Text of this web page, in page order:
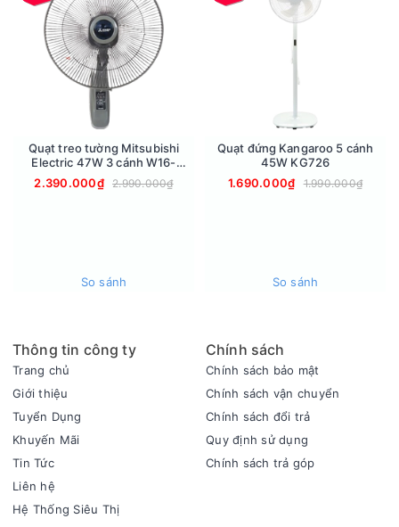
gian mát mẻ, thoải mái. Sản phẩm cũng được thiết kế để hoạt
động với độ ồn thấp (35 dB), mang lại sự yên tĩnh tối đa, phù
hợp cho những ai nhạy cảm với tiếng ồn.
Ba mức gió tùy chỉnh, gió lan tỏa rộng khắp
FUJIHOME TF-13EM 40W cung cấp 3 mức gió linh hoạt, cho
phép bạn dễ dàng điều chỉnh theo nhu cầu sử dụng và nhiệt
độ môi trường. Dù bạn cần một làn gió nhẹ nhàng hay luồng
Quạt treo tường Mitsubishi
Electric 47W 3 cánh W16-
RACY-GY
2.390.000₫ 2.990.000₫
So sánh
Quạt đứng Kangaroo 5 cánh
45W KG726
1.690.000₫
1.990.000₫
So sánh
Thông tin công ty
Trang chủ
Giới thiệu
Tuyển Dụng
Khuyến Mãi
Tin Tức
Liên hệ
Hệ Thống Siêu Thị
Chính sách
Chính sách bảo mật
Chính sách vận chuyển
Chính sách đổi trả
Quy định sử dụng
Chính sách trả góp